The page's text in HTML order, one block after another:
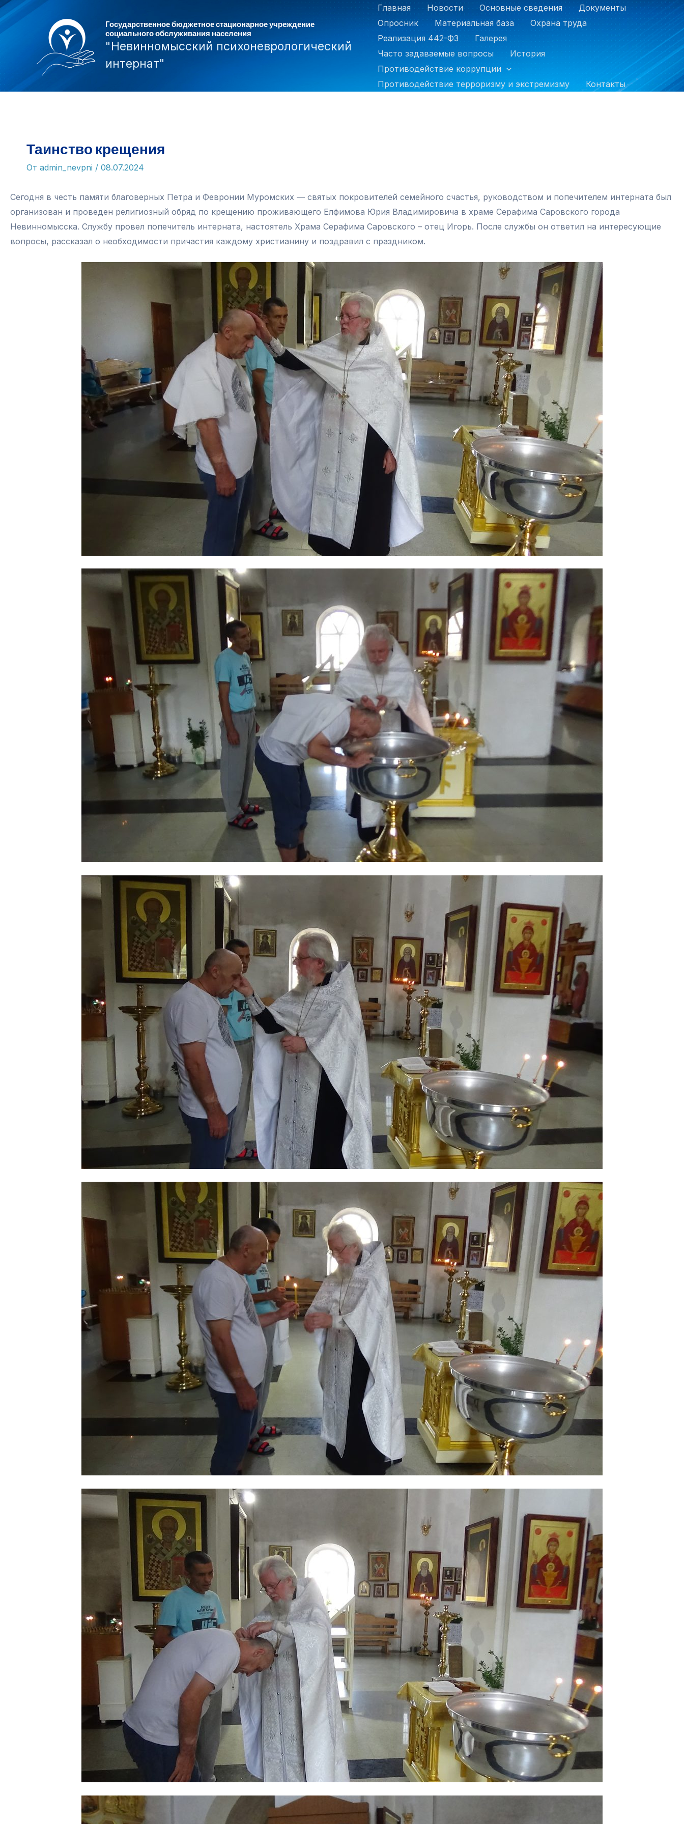
Перейти
к
содержимому
Государственное бюджетное стационарное учреждение
социального обслуживания населения
"Невинномысский психоневрологический
интернат"
Главная Новости Основные сведения
Документы
Опросник
Материальная база
Охрана труда
Реализация 442-ФЗ
Галерея
Часто задаваемые вопросы
История
Противодействие коррупции
Противодействие терроризму и экстремизму
Контакты
Таинство крещения
От admin_nevpni / 08.07.2024
Сегодня в честь памяти благоверных Петра и Февронии Муромских — святых покровителей семейного счастья, руководством и попечителем интерната был
организован и проведен религиозный обряд по крещению проживающего Елфимова Юрия Владимировича в храме Серафима Саровского города
Невинномысска. Службу провел попечитель интерната, настоятель Храма Серафима Саровского – отец Игорь. После службы он ответил на интересующие
вопросы, рассказал о необходимости причастия каждому христианину и поздравил с праздником.